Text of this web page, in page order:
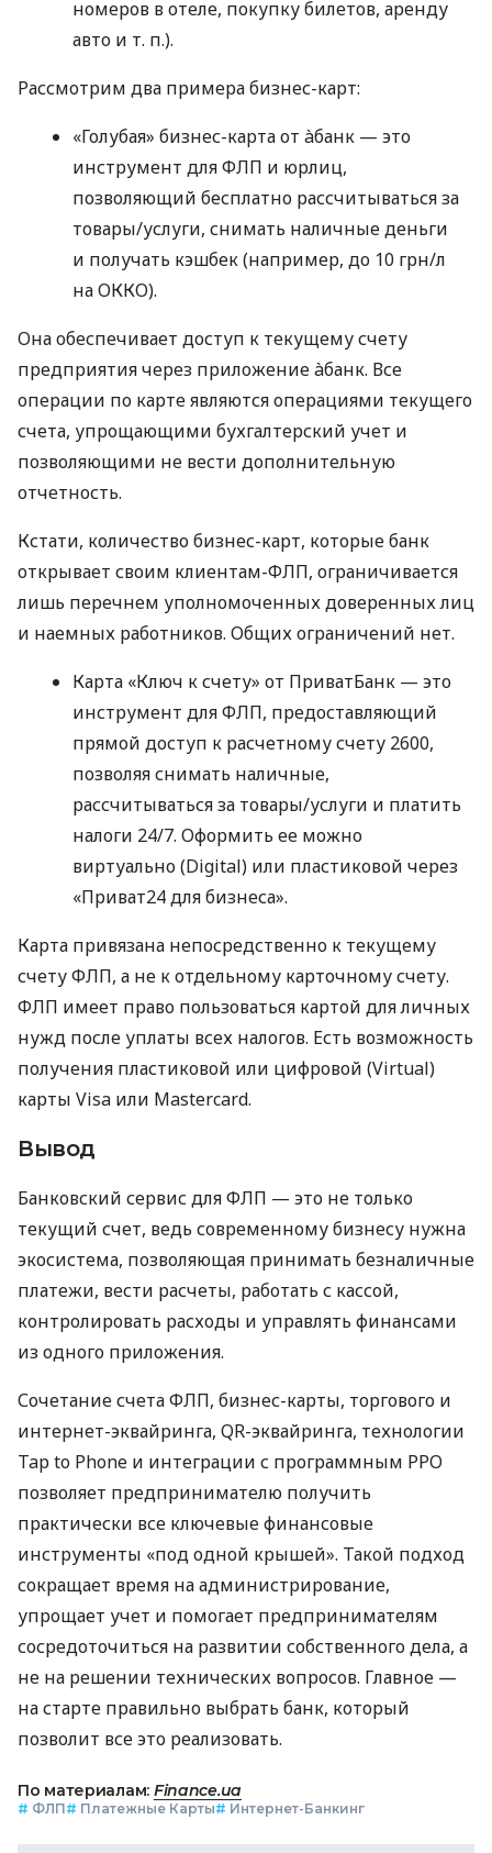
номеров в отеле, покупку билетов, аренду
авто и т. п.).
Рассмотрим два примера бизнес-карт:
«Голубая» бизнес-карта от àбанк — это
инструмент для ФЛП и юрлиц,
позволяющий бесплатно рассчитываться за
товары/услуги, снимать наличные деньги
и получать кэшбек (например, до 10 грн/л
на ОККО).
Она обеспечивает доступ к текущему счету
предприятия через приложение àбанк. Все
операции по карте являются операциями текущего
счета, упрощающими бухгалтерский учет и
позволяющими не вести дополнительную
отчетность.
Кстати, количество бизнес-карт, которые банк
открывает своим клиентам-ФЛП, ограничивается
лишь перечнем уполномоченных доверенных лиц
и наемных работников. Общих ограничений нет.
Карта «Ключ к счету» от ПриватБанк — это
инструмент для ФЛП, предоставляющий
прямой доступ к расчетному счету 2600,
позволяя снимать наличные,
рассчитываться за товары/услуги и платить
налоги 24/7. Оформить ее можно
виртуально (Digital) или пластиковой через
«Приват24 для бизнеса».
Карта привязана непосредственно к текущему
счету ФЛП, а не к отдельному карточному счету.
ФЛП имеет право пользоваться картой для личных
нужд после уплаты всех налогов. Есть возможность
получения пластиковой или цифровой (Virtual)
карты Visa или Mastercard.
Вывод
Банковский сервис для ФЛП — это не только
текущий счет, ведь современному бизнесу нужна
экосистема, позволяющая принимать безналичные
платежи, вести расчеты, работать с кассой,
контролировать расходы и управлять финансами
из одного приложения.
Сочетание счета ФЛП, бизнес-карты, торгового и
интернет-эквайринга, QR-эквайринга, технологии
Tap to Phone и интеграции с программным РРО
позволяет предпринимателю получить
практически все ключевые финансовые
инструменты «под одной крышей». Такой подход
сокращает время на администрирование,
упрощает учет и помогает предпринимателям
сосредоточиться на развитии собственного дела, а
не на решении технических вопросов. Главное —
на старте правильно выбрать банк, который
позволит все это реализовать.
По материалам: Finance.ua
# ФЛП# Платежные Карты# Интернет-Банкинг